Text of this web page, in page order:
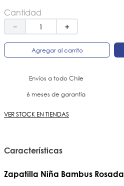
Cantidad
＋
－
Agregar al carrito
Envíos a todo Chile
6 meses de garantía
VER STOCK EN TIENDAS
Características
Zapatilla Niña Bambus Rosada